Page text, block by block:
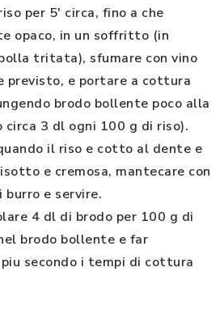
per 5' circa, fino a che
opaco, in un soffritto (in
tritata), sfumare con vino
previsto, e portare a cottura
brodo bollente poco alla
circa 3 dl ogni 100 g di riso).
il riso e cotto al dente e
e cremosa, mantecare con
e servire.
4 dl di brodo per 100 g di
brodo bollente e far
secondo i tempi di cottura